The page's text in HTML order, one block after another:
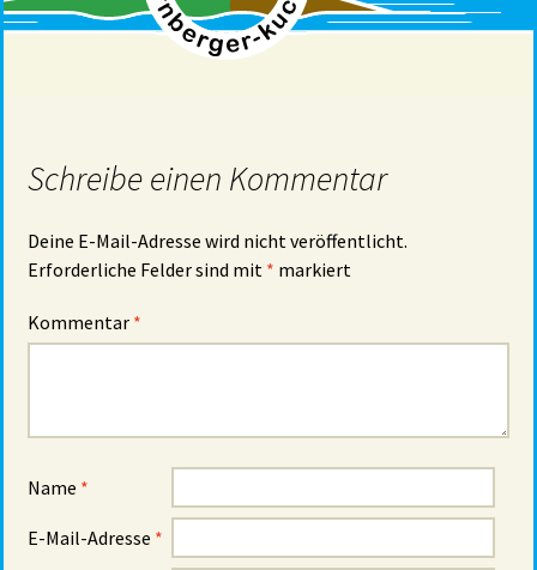
Schreibe einen Kommentar
Deine E-Mail-Adresse wird nicht veröffentlicht.
Erforderliche Felder sind mit * markiert
Kommentar *
Name *
E-Mail-Adresse *